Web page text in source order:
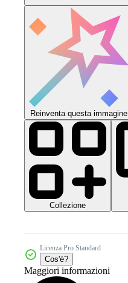
Reinventa questa immagine
Collezione
Licenza Pro Standard
Cos'è?
Maggiori informazioni